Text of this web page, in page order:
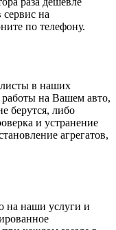
сервис на
по телефону.
в наших
на Вашем авто,
берутся, либо
и устранение
агрегатов,
на наши услуги и